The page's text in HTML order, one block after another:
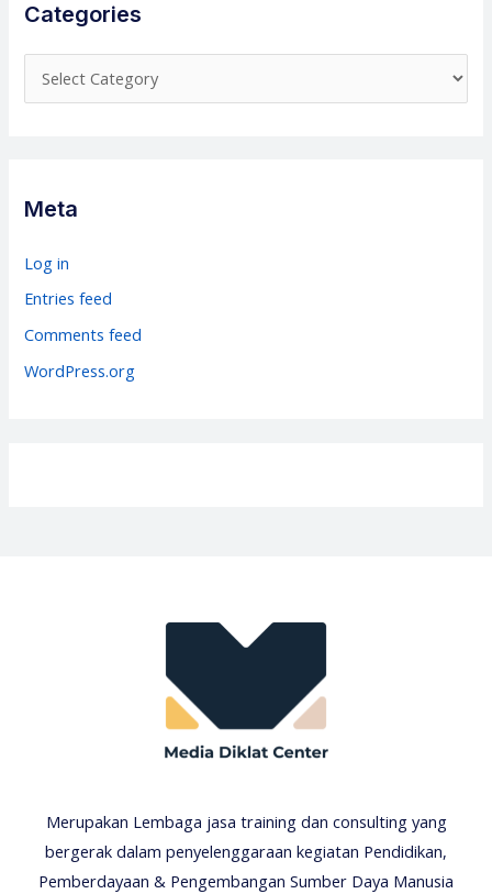
Categories
a
r
i
Meta
Log in
Entries feed
Comments feed
WordPress.org
Merupakan Lembaga jasa training dan consulting yang
bergerak dalam penyelenggaraan kegiatan Pendidikan,
Pemberdayaan & Pengembangan Sumber Daya Manusia